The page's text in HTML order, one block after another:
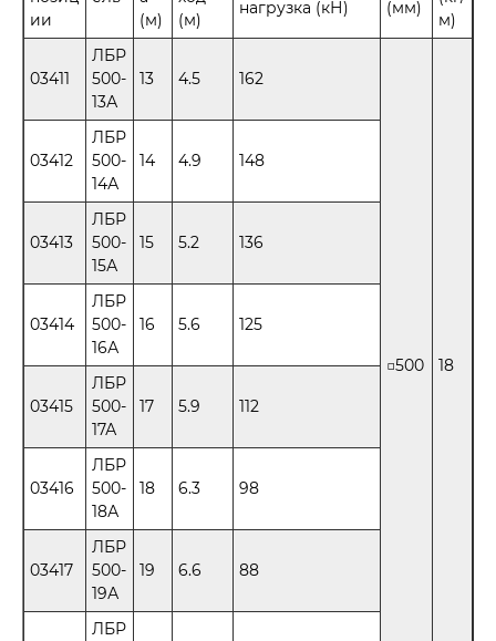
ии
(м)
(м)
нагрузка (кН) (мм)
м)
03411
ЛБР
500-
13А
13 4.5 162
□500 18
03412
ЛБР
500-
14А
14 4.9 148
03413
ЛБР
500-
15А
15 5.2 136
03414
ЛБР
500-
16А
16 5.6 125
03415
ЛБР
500-
17А
17 5.9 112
03416
ЛБР
500-
18А
18 6.3 98
03417
ЛБР
500-
19А
19 6.6 88
ЛБР